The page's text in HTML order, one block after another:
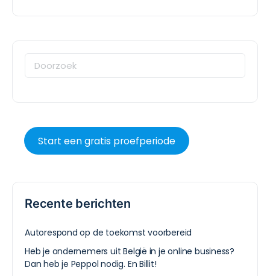
Start een gratis proefperiode
Recente berichten
Autorespond op de toekomst voorbereid
Heb je ondernemers uit België in je online business?
Dan heb je Peppol nodig. En Billit!